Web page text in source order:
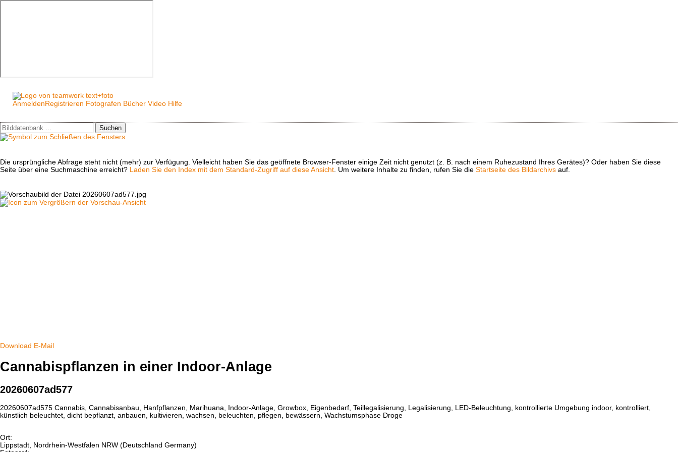
Anmelden Registrieren Fotografen Bücher Video Hilfe
Suchen
Die ursprüngliche Abfrage steht nicht (mehr) zur Verfügung. Vielleicht haben Sie das geöffnete Browser-Fenster einige Zeit nicht genutzt (z. B. nach einem Ruhezustand Ihres Gerätes)? Oder haben Sie diese
Seite über eine Suchmaschine erreicht? Laden Sie den Index mit dem Standard-Zugriff auf diese Ansicht. Um weitere Inhalte zu finden, rufen Sie die Startseite des Bildarchivs auf.
Download E-Mail
Cannabispflanzen in einer Indoor-Anlage
20260607ad577
20260607ad575 Cannabis, Cannabisanbau, Hanfpflanzen, Marihuana, Indoor-Anlage, Growbox, Eigenbedarf, Teillegalisierung, Legalisierung, LED-Beleuchtung, kontrollierte Umgebung indoor, kontrolliert,
künstlich beleuchtet, dicht bepflanzt, anbauen, kultivieren, wachsen, beleuchten, pflegen, bewässern, Wachstumsphase Droge
Ort:
Lippstadt, Nordrhein-Westfalen NRW (Deutschland Germany)